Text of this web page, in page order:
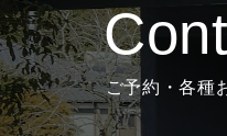
ご予約・各種